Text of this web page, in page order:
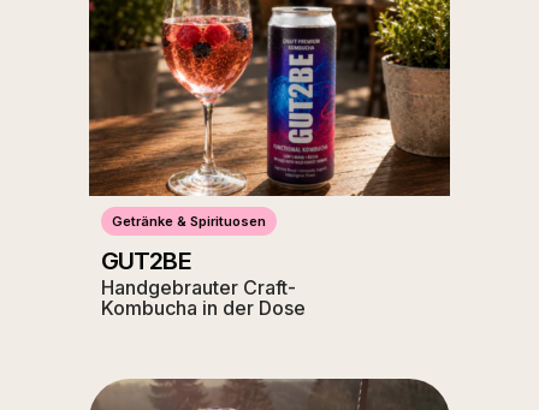
Getränke & Spirituosen
GUT2BE
Handgebrauter Craft-
Kombucha in der Dose